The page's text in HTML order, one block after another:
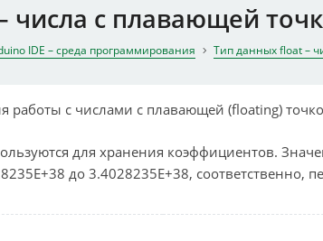
с плавающей
IDE – среда программирования Тип данных float –
работы с числами с плавающей (floating)
для хранения коэффициентов.
до 3.4028235E+38, соответственно,